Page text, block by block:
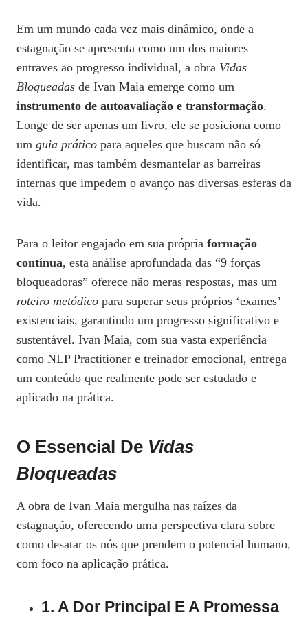
Em um mundo cada vez mais dinâmico, onde a
estagnação se apresenta como um dos maiores
entraves ao progresso individual, a obra Vidas
Bloqueadas de Ivan Maia emerge como um
instrumento de autoavaliação e transformação.
Longe de ser apenas um livro, ele se posiciona como
um guia prático para aqueles que buscam não só
identificar, mas também desmantelar as barreiras
internas que impedem o avanço nas diversas esferas da
vida.
Para o leitor engajado em sua própria formação
contínua, esta análise aprofundada das “9 forças
bloqueadoras” oferece não meras respostas, mas um
roteiro metódico para superar seus próprios ‘exames’
existenciais, garantindo um progresso significativo e
sustentável. Ivan Maia, com sua vasta experiência
como NLP Practitioner e treinador emocional, entrega
um conteúdo que realmente pode ser estudado e
aplicado na prática.
O Essencial De Vidas
Bloqueadas
A obra de Ivan Maia mergulha nas raízes da
estagnação, oferecendo uma perspectiva clara sobre
como desatar os nós que prendem o potencial humano,
com foco na aplicação prática.
1. A Dor Principal E A Promessa